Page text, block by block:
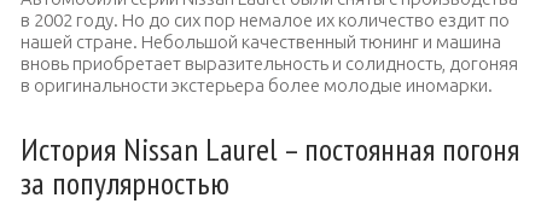
в 2002 году. Но до сих пор немалое их количество ездит по
нашей стране. Небольшой качественный тюнинг и машина
вновь приобретает выразительность и солидность, догоняя
в оригинальности экстерьера более молодые иномарки.
История Nissan Laurel – постоянная погоня
за популярностью